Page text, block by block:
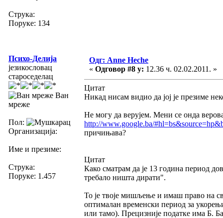
Струка:
Поруке: 134
Психо-Делија
језикословац
староседелац
Ван
мреже
Пол:
Организација:
Име и презиме:
Струка:
Поруке: 1.457
Одг: Anne Heche
« Одговор #8 у: 12.36 ч. 02.02.2011. »
Цитат
Никад нисам видио да јој је презиме
Не могу да верујем. Мени се онда
http://www.google.ba/
причињава?
Цитат
Како сматрам да је 13 година период
требало ништа дирати".
То је твоје мишљење и имаш право на
оптималан временски период за
или тамо). Прецизније податке има Б.